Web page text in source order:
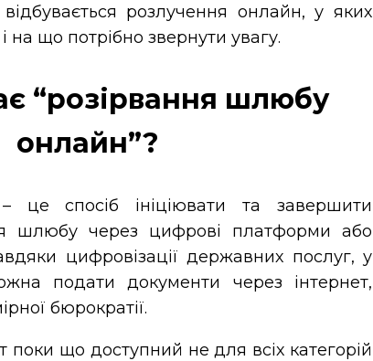
відбувається розлучення онлайн, у яких
що потрібно звернути увагу.
“розірвання шлюбу
онлайн”?
це спосіб ініціювати та завершити
шлюбу через цифрові платформи або
цифровізації державних послуг, у
подати документи через інтернет,
бюрократії.
поки що доступний не для всіх категорій